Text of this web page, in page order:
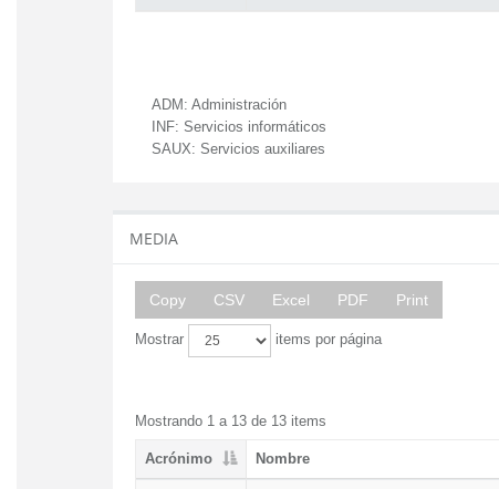
ADM: Administración
INF: Servicios informáticos
SAUX: Servicios auxiliares
MEDIA
Copy CSV Excel PDF Print
Mostrar items por página
Mostrando 1 a 13 de 13 items
Acrónimo Nombre